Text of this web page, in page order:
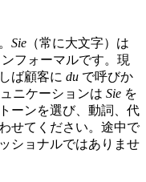
Sie （常に大文字）は
フォーマルです。現
ば顧客に du で呼びか
ニケーションは Sie を
ーンを選び、動詞、代
せてください。途中で
ショナルではありませ